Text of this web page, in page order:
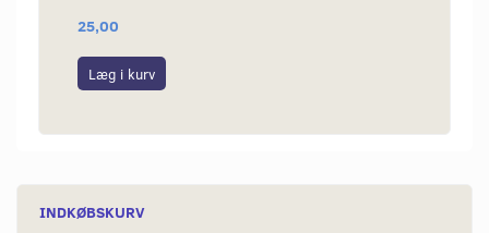
25,00
Læg i kurv
INDKØBSKURV